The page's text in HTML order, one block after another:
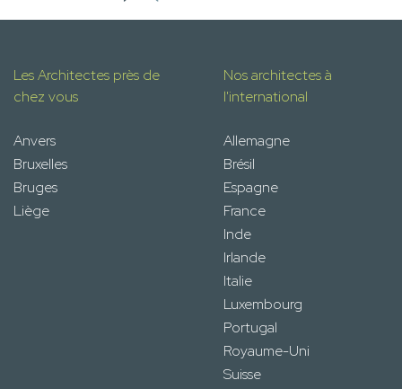
Les Architectes près de
chez vous
Anvers
Bruxelles
Bruges
Liège
Nos architectes à
l'international
Allemagne
Brésil
Espagne
France
Inde
Irlande
Italie
Luxembourg
Portugal
Royaume-Uni
Suisse